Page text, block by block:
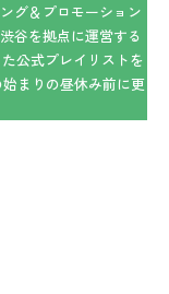
グ＆プロモーション
谷を拠点に運営する
公式プレイリストを
まりの昼休み前に更